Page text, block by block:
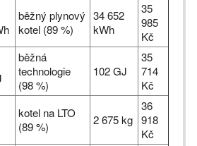
běžný plynový
kotel (89 %)
34 652
kWh
35
985
Kč
běžná
technologie
(98 %)
102 GJ
35
714
Kč
kotel na LTO
(89 %)
2 675 kg
36
918
Kč